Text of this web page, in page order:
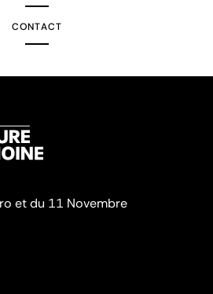
CONTACT
et du 11 Novembre